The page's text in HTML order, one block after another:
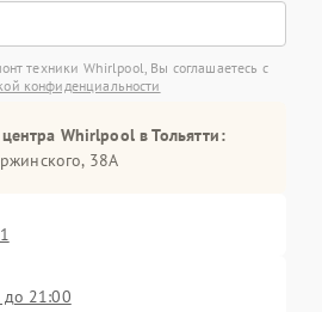
техники Whirlpool, Вы соглашаетесь с
конфиденциальности
Whirlpool в Тольятти:
38А
до 21:00